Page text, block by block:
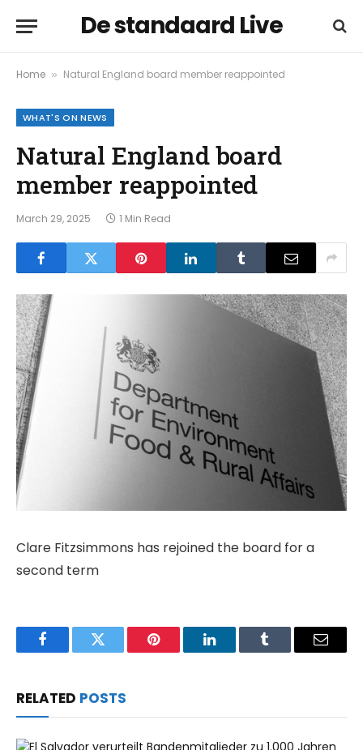
De standaard Live
Home » Natural England board member reappointed
WHAT'S ON NEWS
Natural England board
member reappointed
March 29, 2025 1 Min Read
Clare Fitzsimmons has rejoined the board for a
second term
FacebookTwitter Pinterest LinkedInTumblr Email
RELATED POSTS